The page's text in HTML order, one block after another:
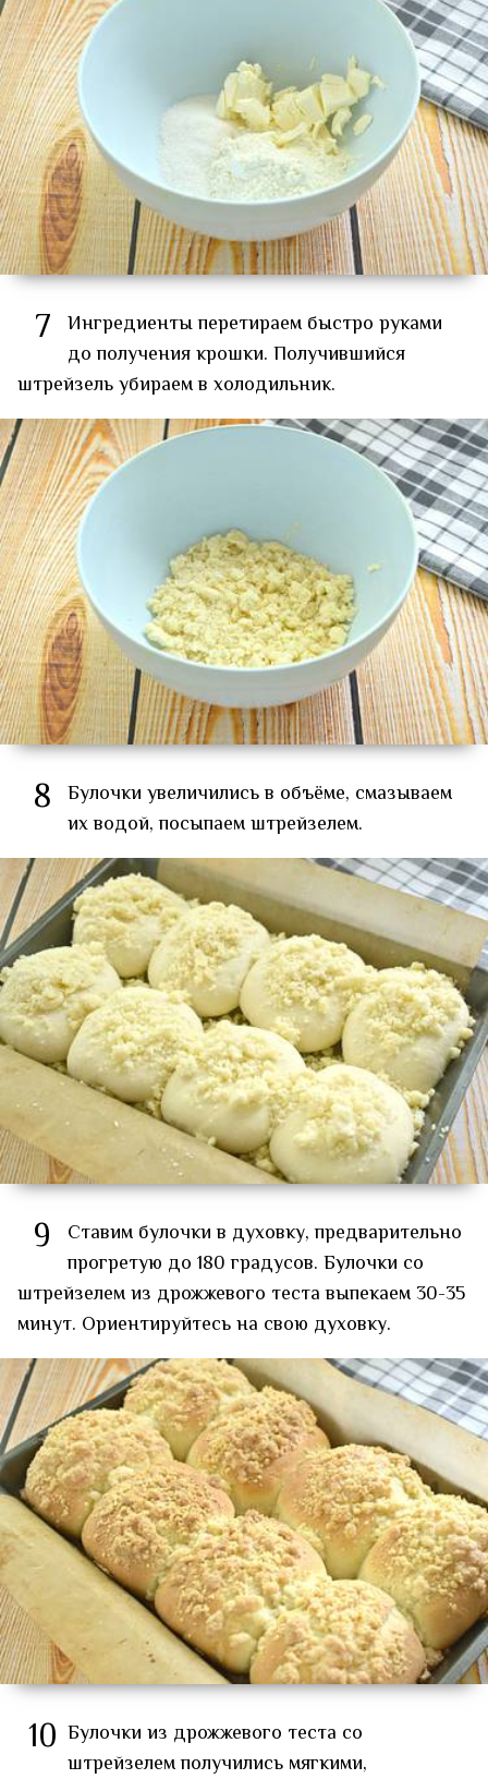
7 Ингредиенты перетираем быстро руками
до получения крошки. Получившийся
штрейзель убираем в холодильник.
8 Булочки увеличились в объёме, смазываем
их водой, посыпаем штрейзелем.
9
Ставим булочки в духовку, предварительно
прогретую до 180 градусов. Булочки со
штрейзелем из дрожжевого теста выпекаем 30-35
минут. Ориентируйтесь на свою духовку.
10 Булочки из дрожжевого теста со
штрейзелем получились мягкими,